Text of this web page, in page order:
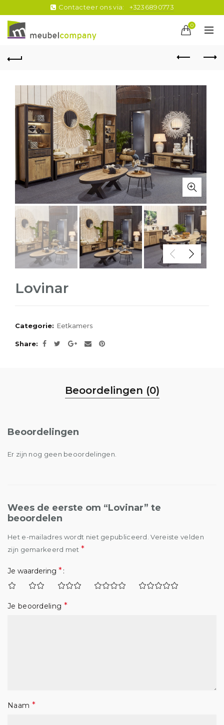
Contacteer ons via: +3236890773
0
Lovinar
Categorie: Eetkamers
Share
Beoordelingen (0)
Beoordelingen
Er zijn nog geen beoordelingen.
Wees de eerste om “Lovinar” te
beoordelen
Het e-mailadres wordt niet gepubliceerd. Vereiste velden
zijn gemarkeerd met*
Je waardering *
Je beoordeling *
Naam *